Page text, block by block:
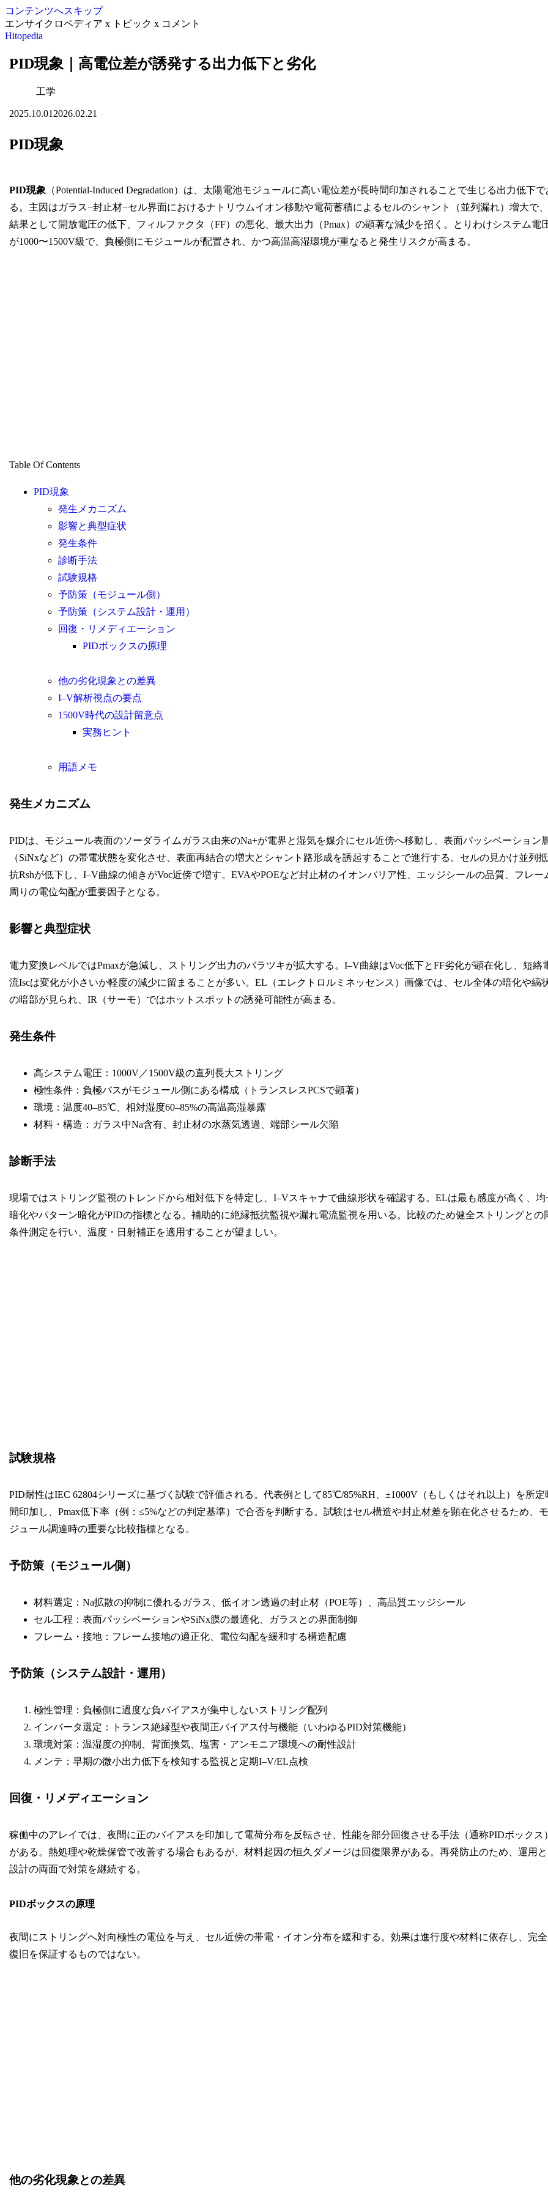
コンテンツへスキップ
エンサイクロペディア x トピック x コメント
Hitopedia
PID現象｜高電位差が誘発する出力低下と劣化
工学
2025.10.01 2026.02.21
PID現象
PID現象 （Potential-Induced Degradation）は、太陽電池モジュールに高い電位差が長時間印加されることで生じる出力低下で
る。主因はガラス−封止材−セル界面におけるナトリウムイオン移動や電荷蓄積によるセルのシャント（並列漏れ）増大で、
結果として開放電圧の低下、フィルファクタ（FF）の悪化、最大出力（Pmax）の顕著な減少を招く。とりわけシステム電
が1000〜1500V級で、負極側にモジュールが配置され、かつ高温高湿環境が重なると発生リスクが高まる。
Table Of Contents
PID現象
発生メカニズム
影響と典型症状
発生条件
診断手法
試験規格
予防策（モジュール側）
予防策（システム設計・運用）
回復・リメディエーション
PIDボックスの原理
他の劣化現象との差異
I–V解析視点の要点
1500V時代の設計留意点
実務ヒント
用語メモ
発生メカニズム
PIDは、モジュール表面のソーダライムガラス由来のNa+が電界と湿気を媒介にセル近傍へ移動し、表面パッシベーション
（SiNxなど）の帯電状態を変化させ、表面再結合の増大とシャント路形成を誘起することで進行する。セルの見かけ並列抵
抗Rshが低下し、I–V曲線の傾きがVoc近傍で増す。EVAやPOEなど封止材のイオンバリア性、エッジシールの品質、フレー
周りの電位勾配が重要因子となる。
影響と典型症状
電力変換レベルではPmaxが急減し、ストリング出力のバラツキが拡大する。I–V曲線はVoc低下とFF劣化が顕在化し、短絡
流Iscは変化が小さいか軽度の減少に留まることが多い。EL（エレクトロルミネッセンス）画像では、セル全体の暗化や縞
の暗部が見られ、IR（サーモ）ではホットスポットの誘発可能性が高まる。
発生条件
高システム電圧：1000V／1500V級の直列長大ストリング
極性条件：負極バスがモジュール側にある構成（トランスレスPCSで顕著）
環境：温度40–85℃、相対湿度60–85%の高温高湿暴露
材料・構造：ガラス中Na含有、封止材の水蒸気透過、端部シール欠陥
診断手法
現場ではストリング監視のトレンドから相対低下を特定し、I–Vスキャナで曲線形状を確認する。ELは最も感度が高く、均
暗化やパターン暗化がPIDの指標となる。補助的に絶縁抵抗監視や漏れ電流監視を用いる。比較のため健全ストリングとの
条件測定を行い、温度・日射補正を適用することが望ましい。
試験規格
PID耐性はIEC 62804シリーズに基づく試験で評価される。代表例として85℃/85%RH、±1000V（もしくはそれ以上）を所定
間印加し、Pmax低下率（例：≤5%などの判定基準）で合否を判断する。試験はセル構造や封止材差を顕在化させるため、モ
ジュール調達時の重要な比較指標となる。
予防策（モジュール側）
材料選定：Na拡散の抑制に優れるガラス、低イオン透過の封止材（POE等）、高品質エッジシール
セル工程：表面パッシベーションやSiNx膜の最適化、ガラスとの界面制御
フレーム・接地：フレーム接地の適正化、電位勾配を緩和する構造配慮
予防策（システム設計・運用）
極性管理：負極側に過度な負バイアスが集中しないストリング配列
インバータ選定：トランス絶縁型や夜間正バイアス付与機能（いわゆるPID対策機能）
環境対策：温湿度の抑制、背面換気、塩害・アンモニア環境への耐性設計
メンテ：早期の微小出力低下を検知する監視と定期I–V/EL点検
回復・リメディエーション
稼働中のアレイでは、夜間に正のバイアスを印加して電荷分布を反転させ、性能を部分回復させる手法（通称PIDボックス
がある。熱処理や乾燥保管で改善する場合もあるが、材料起因の恒久ダメージは回復限界がある。再発防止のため、運用と
設計の両面で対策を継続する。
PIDボックスの原理
夜間にストリングへ対向極性の電位を与え、セル近傍の帯電・イオン分布を緩和する。効果は進行度や材料に依存し、完全
復旧を保証するものではない。
他の劣化現象との差異